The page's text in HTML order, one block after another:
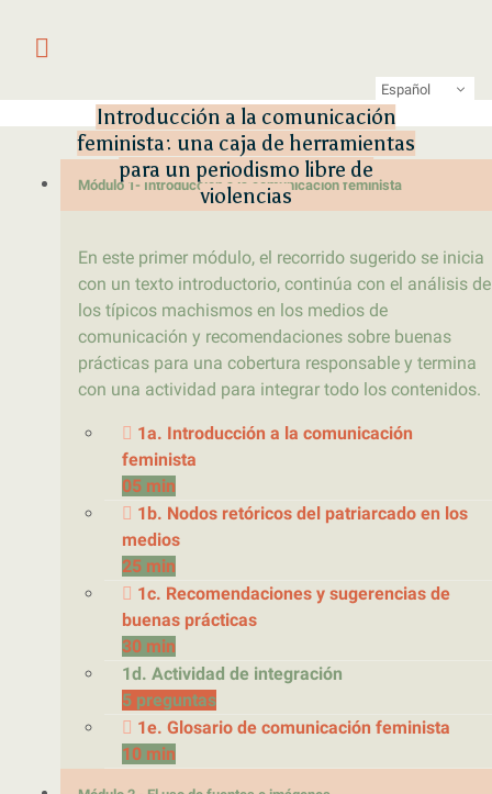
LATFEM Lab
Introducción a la comunicación
feminista: una caja de herramientas
para un periodismo libre de
violencias
Módulo 1- Introducción a la comunicación feminista
En este primer módulo, el recorrido sugerido se inicia
con un texto introductorio, continúa con el análisis de
los típicos machismos en los medios de
comunicación y recomendaciones sobre buenas
prácticas para una cobertura responsable y termina
con una actividad para integrar todo los contenidos.
1a. Introducción a la comunicación
feminista
05 min
1b. Nodos retóricos del patriarcado en los
medios
25 min
1c. Recomendaciones y sugerencias de
buenas prácticas
30 min
1d. Actividad de integración
5 preguntas
1e. Glosario de comunicación feminista
10 min
Español